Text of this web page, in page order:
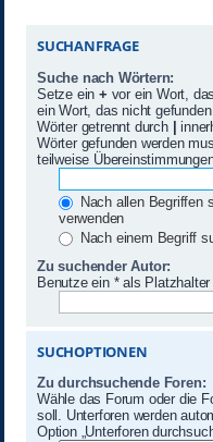
SUCHANFRAGE
Suche nach Wörtern:
Setze ein + vor ein Wort,
ein Wort, das nicht
Wörter getrennt durch |
Wörter gefunden werden
teilweise
Nach allen Begriffen
verwenden
Nach einem Begriff
Zu suchender Autor:
Benutze ein * als
SUCHOPTIONEN
Zu durchsuchende Foren:
Wähle das Forum oder die
soll. Unterforen werden
Option „Unterforen